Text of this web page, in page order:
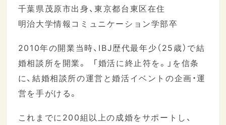
千葉県茂原市出身、東京都台東区在住
明治大学情報コミュニケーション学部卒
2010年の開業当時、IBJ歴代最年少（25歳）で結
婚相談所を開業。 「婚活に終止符を。」を信条
に、結婚相談所の運営と婚活イベントの企画・運
営を手がける。
これまでに200組以上の成婚をサポートし、